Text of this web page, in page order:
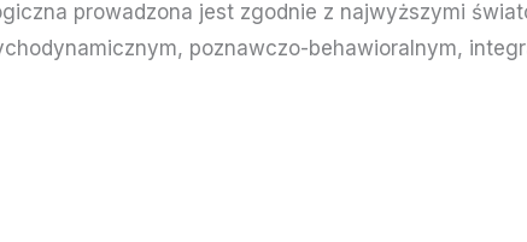
prowadzona jest zgodnie z najwyższymi
poznawczo-behawioralnym,